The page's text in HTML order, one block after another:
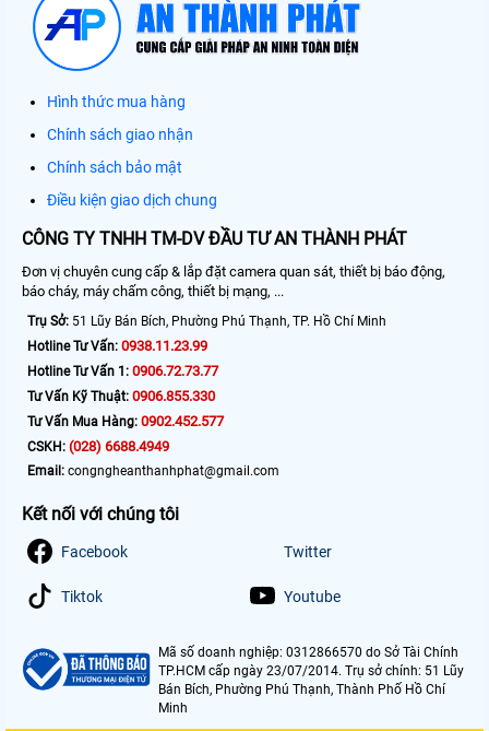
Hình thức mua hàng
Chính sách giao nhận
Chính sách bảo mật
Điều kiện giao dịch chung
CÔNG TY TNHH TM-DV ĐẦU TƯ AN THÀNH PHÁT
Đơn vị chuyên cung cấp & lắp đặt camera quan sát, thiết bị báo động,
báo cháy, máy chấm công, thiết bị mạng, ...
Trụ Sở: 51 Lũy Bán Bích, Phường Phú Thạnh, TP. Hồ Chí Minh
Hotline Tư Vấn: 0938.11.23.99
Hotline Tư Vấn 1: 0906.72.73.77
Tư Vấn Kỹ Thuật: 0906.855.330
Tư Vấn Mua Hàng: 0902.452.577
CSKH: (028) 6688.4949
Email: congngheanthanhphat@gmail.com
Kết nối với chúng tôi
Facebook Twitter
Tiktok Youtube
Mã số doanh nghiệp: 0312866570 do Sở Tài Chính
TP.HCM cấp ngày 23/07/2014. Trụ sở chính: 51 Lũy
Bán Bích, Phường Phú Thạnh, Thành Phố Hồ Chí
Minh